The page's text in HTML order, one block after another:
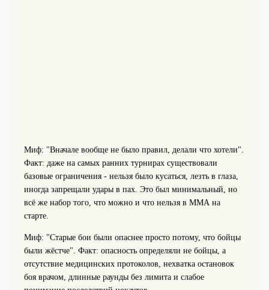
Миф: "Вначале вообще не было правил, делали что хотели".
Факт: даже на самых ранних турнирах существовали
базовые ограничения - нельзя было кусаться, лезть в глаза,
иногда запрещали удары в пах. Это был минимальный, но
всё же набор того, что можно и что нельзя в ММА на
старте.
Миф: "Старые бои были опаснее просто потому, что бойцы
были жёстче". Факт: опасность определяли не бойцы, а
отсутствие медицинских протоколов, нехватка остановок
боя врачом, длинные раунды без лимита и слабое